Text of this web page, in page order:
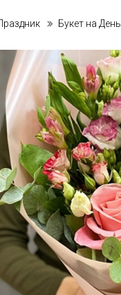
Букет на